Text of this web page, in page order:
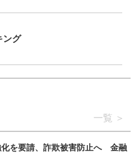
ング
一覧
化を要請、詐欺被害防止へ 金融